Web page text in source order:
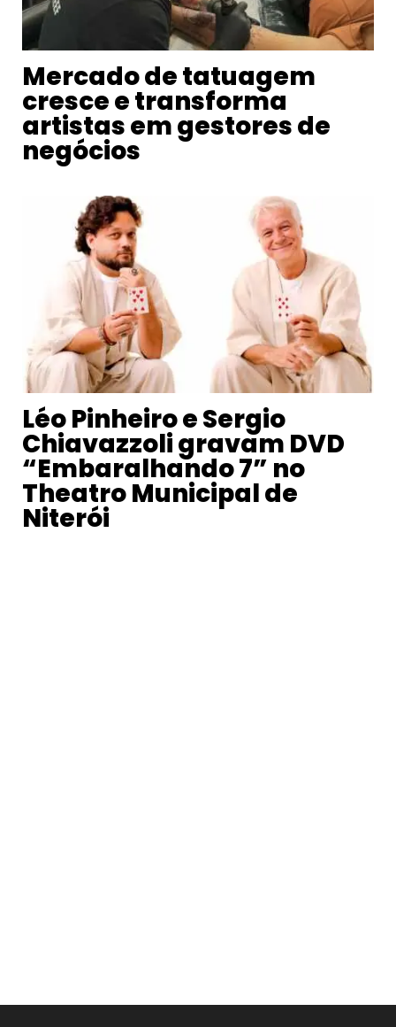
Mercado de tatuagem
cresce e transforma
artistas em gestores de
negócios
Léo Pinheiro e Sergio
Chiavazzoli gravam DVD
“Embaralhando 7” no
Theatro Municipal de
Niterói